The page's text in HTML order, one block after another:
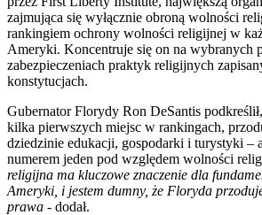
zajmująca się wyłącznie obroną wolności
rankingiem ochrony wolności religijnej w
Ameryki. Koncentruje się on na wybranych
zabezpieczeniach praktyk religijnych
konstytucjach.
Gubernator Florydy Ron DeSantis
kilka pierwszych miejsc w rankingach,
dziedzinie edukacji, gospodarki i turystyki –
numerem jeden pod względem wolności
religijna ma kluczowe znaczenie dla
Ameryki, i jestem dumny, że Floryda
prawa - dodał.